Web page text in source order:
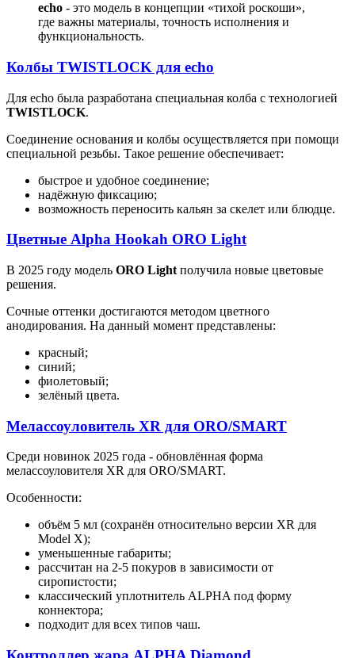
echo - это модель в концепции «тихой роскоши»,
где важны материалы, точность исполнения и
функциональность.
Колбы TWISTLOCK для echo
Для echo была разработана специальная колба с технологией
TWISTLOCK.
Соединение основания и колбы осуществляется при помощи
специальной резьбы. Такое решение обеспечивает:
быстрое и удобное соединение;
надёжную фиксацию;
возможность переносить кальян за скелет или блюдце.
Цветные Alpha Hookah ORO Light
В 2025 году модель ORO Light получила новые цветовые
решения.
Сочные оттенки достигаются методом цветного
анодирования. На данный момент представлены:
красный;
синий;
фиолетовый;
зелёный цвета.
Мелассоуловитель XR для ORO/SMART
Среди новинок 2025 года - обновлённая форма
мелассоуловителя XR для ORO/SMART.
Особенности:
объём 5 мл (сохранён относительно версии XR для
Model X);
уменьшенные габариты;
рассчитан на 2-5 покуров в зависимости от
сиропистости;
классический уплотнитель ALPHA под форму
коннектора;
подходит для всех типов чаш.